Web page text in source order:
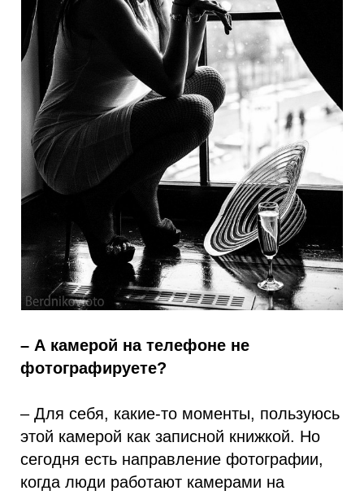
– А камерой на телефоне не
фотографируете?
– Для себя, какие-то моменты, пользуюсь
этой камерой как записной книжкой. Но
сегодня есть направление фотографии,
когда люди работают камерами на